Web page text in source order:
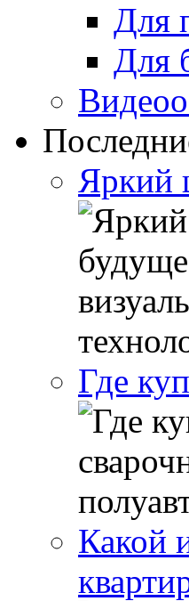
Для
Для
Яркий
Где
Какой